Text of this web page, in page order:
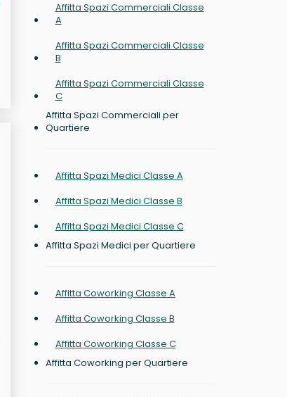
Affitta Spazi Commerciali Classe
A
Affitta Spazi Commerciali Classe
B
Affitta Spazi Commerciali Classe
C
Affitta Spazi Commerciali per
Quartiere
Affitta Spazi Medici Classe A
Affitta Spazi Medici Classe B
Affitta Spazi Medici Classe C
Affitta Spazi Medici per Quartiere
Affitta Coworking Classe A
Affitta Coworking Classe B
Affitta Coworking Classe C
Affitta Coworking per Quartiere